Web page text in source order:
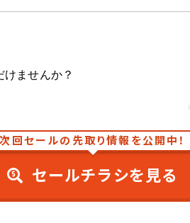
ませんか？
次回セールの先取り情報を公開中！
セールチラシを見る